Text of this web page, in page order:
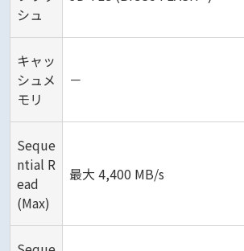
シュ
キャッ
シュメ
モリ
－
Seque
ntial R
ead
(Max)
最大 4,400 MB/s